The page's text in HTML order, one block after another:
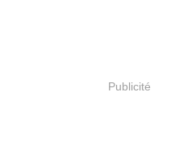
Publicité